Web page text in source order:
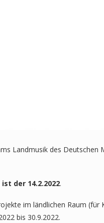
Landmusik des Deutschen
der 14.2.2022.
im ländlichen Raum
bis 30.9.2022.